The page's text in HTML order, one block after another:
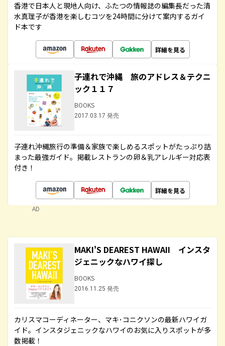
香港で日本人と現地人向け、ふたつの情報誌の編集長だった清
水真理子が香港を楽しむコツを24時間に分けて案内するガイ
ド本です
詳細を見る
子連れで沖縄 旅のアドレス＆テクニ
ック１１７
BOOKS
2017.03.17 発売
子連れ沖縄旅行の準備＆家族で楽しめるスポットがたっぷり詰
まった最強ガイド。掲載レストランの卵＆乳アレルギー対応表
付き！
詳細を見る
AD
MAKI'S DEAREST HAWAII インスタ
ジェニックなハワイ探し
BOOKS
2016.11.25 発売
カリスマコーディネーター、マキ･コニクソンの最新ハワイガ
イド。インスタジェニックなハワイのお気に入りスポットが多
数掲載！